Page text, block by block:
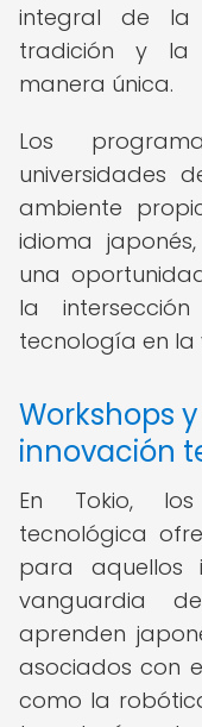
integral de la
tradición y la
manera única.
Los
universidades
ambiente
idioma
una
la
tecnología en la
Workshops
innovación
En Tokio,
tecnológica
para aquellos
vanguardia
aprenden
asociados con
como la